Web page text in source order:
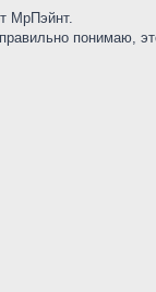
МрПэйнт.
понимаю,